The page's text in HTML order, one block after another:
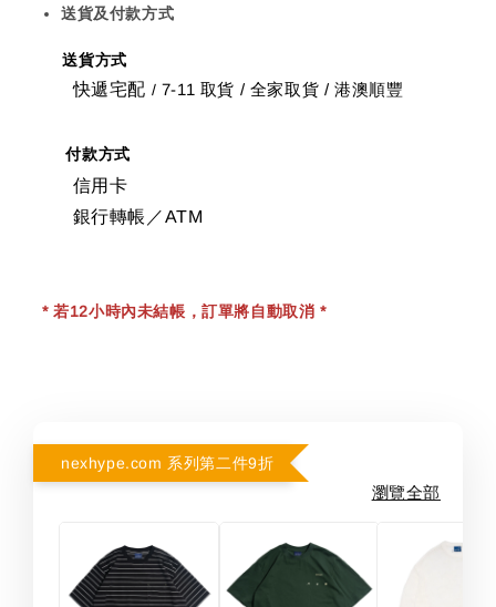
送貨及付款方式
送貨方式
快遞宅配 / 7-11 取貨 / 全家取貨 / 港澳順豐
付款方式
信用卡
銀行轉帳／ATM
* 若12小時內未結帳，訂單將自動取消 *
nexhype.com 系列第二件9折
瀏覽全部